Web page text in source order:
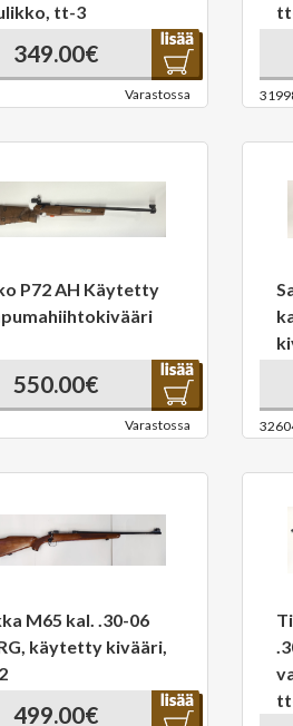
tt-3
349.00€
Varastossa
P72 AH Käytetty
550.00€
Varastossa
M65 kal. .30-06
käytetty kivääri,
499.00€